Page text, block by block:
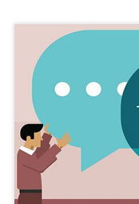
الابتسام يتسبب
تكون في مزاج سلبي
الإيجابية والسعادة
باستثناء
المعكر ومشاكلك
حاول الاستماع